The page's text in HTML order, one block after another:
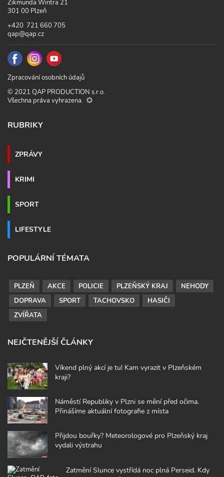
Zikmunda Wintra 21
301 00 Plzeň
+420 721 660 705
qap@qap.cz
Zpracování osobních údajů
© 2021 QAP PRODUCTION s.r.o.
Všechna práva vyhrazena.
RUBRIKY
ZPRÁVY
KRIMI
SPORT
LIFESTYLE
POPULÁRNÍ TÉMATA
PLZEŇ AKCE POLICIE PLZEŇSKÝ KRAJ
NEHODY
DOPRAVA
SPORT TACHOVSKO
HASIČI
ZVÍŘATA
NEJČTENĚJŠÍ ČLÁNKY
Víkend plný akcí je tu! Kam vyrazit v Plzeňském
kraji?
Náměstí Republiky v Plzni se mění před očima.
Přinášíme aktuální fotografie z místa
Přijdou bouřky? Meteorologové pro Plzeňský kraj
vydali výstrahu
Zatmění Slunce vystřídá noc plná Perseid. Kdy